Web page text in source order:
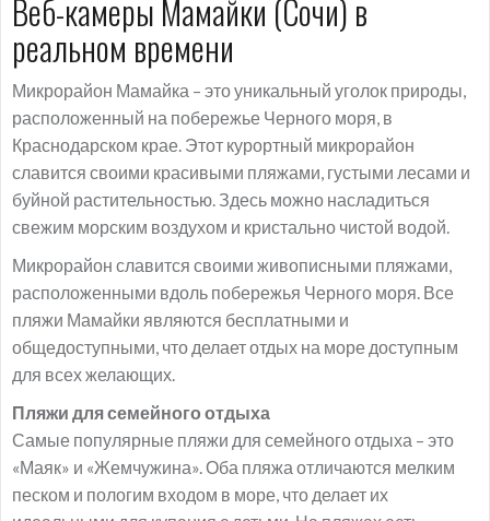
Веб-камеры Мамайки (Сочи) в
реальном времени
Микрорайон Мамайка – это уникальный уголок природы,
расположенный на побережье Черного моря, в
Краснодарском крае. Этот курортный микрорайон
славится своими красивыми пляжами, густыми лесами и
буйной растительностью. Здесь можно насладиться
свежим морским воздухом и кристально чистой водой.
Микрорайон славится своими живописными пляжами,
расположенными вдоль побережья Черного моря. Все
пляжи Мамайки являются бесплатными и
общедоступными, что делает отдых на море доступным
для всех желающих.
Пляжи для семейного отдыха
Самые популярные пляжи для семейного отдыха – это
«Маяк» и «Жемчужина». Оба пляжа отличаются мелким
песком и пологим входом в море, что делает их